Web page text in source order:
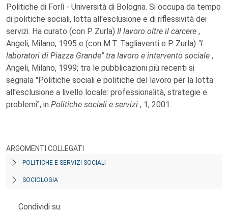
Politiche di Forlì - Università di Bologna. Si occupa da tempo
di politiche sociali, lotta all'esclusione e di riflessività dei
servizi. Ha curato (con P. Zurla) Il lavoro oltre il carcere ,
Angeli, Milano, 1995 e (con M.T. Tagliaventi e P. Zurla) "I
laboratori di Piazza Grande" tra lavoro e intervento sociale ,
Angeli, Milano, 1999; tra le pubblicazioni più recenti si
segnala "Politiche sociali e politiche del lavoro per la lotta
all'esclusione a livello locale: professionalità, strategie e
problemi", in Politiche sociali e servizi , 1, 2001.
ARGOMENTI COLLEGATI
POLITICHE E SERVIZI SOCIALI
SOCIOLOGIA
Condividi su: